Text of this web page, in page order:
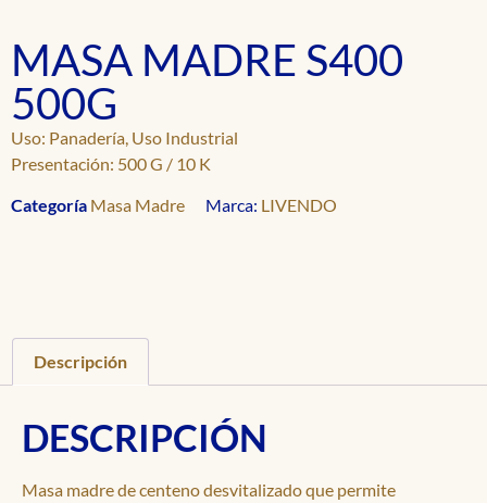
MASA MADRE S400
500G
Uso: Panadería, Uso Industrial
Presentación: 500 G / 10 K
Categoría Masa Madre Marca: LIVENDO
Descripción
DESCRIPCIÓN
Masa madre de centeno desvitalizado que permite